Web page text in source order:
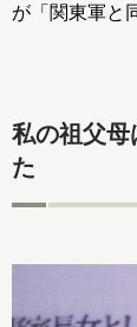
が「関東軍と
私の祖父母
た